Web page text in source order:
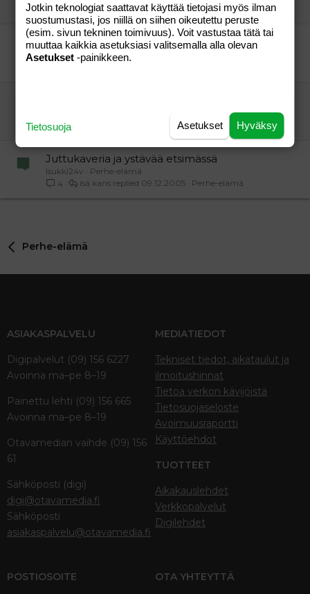
1
Perhe-elämä
14.09.2005
Phoolan Devi
ystäviä Turusta/Turun suunnalta?
jada Perhe-elämä
Maruska84
3
Perhe-elämä
23.06.2005
Juttukaveria ja ystävää etsimässä
Isukki24v
Perhe-elämä
4
Perhe-elämä
09.12.2005
isä kans
Perhe-elämä
ASIAKASPALVELU
Digipalvelut (09) 156 6227
Avoinna ma–pe 8–19
Painettu lehti (09) 156 665
Avoinna ma–pe 8–19
Otavamedian vaihde (09) 156
61
Sähköposti (digi)
digi@otavamedia.fi
Sähköposti
asiakaspalvelu@otavamedia.fi
MEDIATIEDOT
Tekniset tiedot, aikataulut ja
ilmoitushinnat
Tietoa verkon kävijöistä
Tietosuojaseloste
Avoimuusraportti
Käyttöehdot
TUOTTEET
Aikakauslehdet
Verkkopalvelut
Digilehdet
POSTIOSOITE OTA YHTEYTTÄ
Jotkin teknologiat saattavat käyttää tietojasi myös ilman
suostumustasi, jos niillä on siihen oikeutettu peruste
(esim. sivun tekninen toimivuus). Voit vastustaa tätä tai
muuttaa kaikkia asetuksiasi valitsemalla alla olevan
Asetukset -painikkeen.
Hyväksy
Asetukset
Tietosuoja